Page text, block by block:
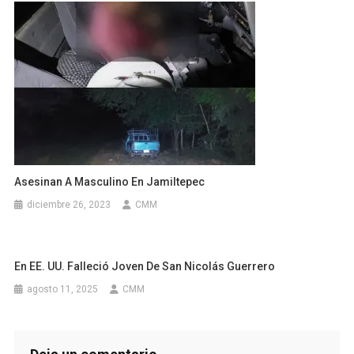
Asesinan A Masculino En Jamiltepec
diciembre 26, 2023 CMM
En EE. UU. Falleció Joven De San Nicolás Guerrero
agosto 11, 2025 CMM